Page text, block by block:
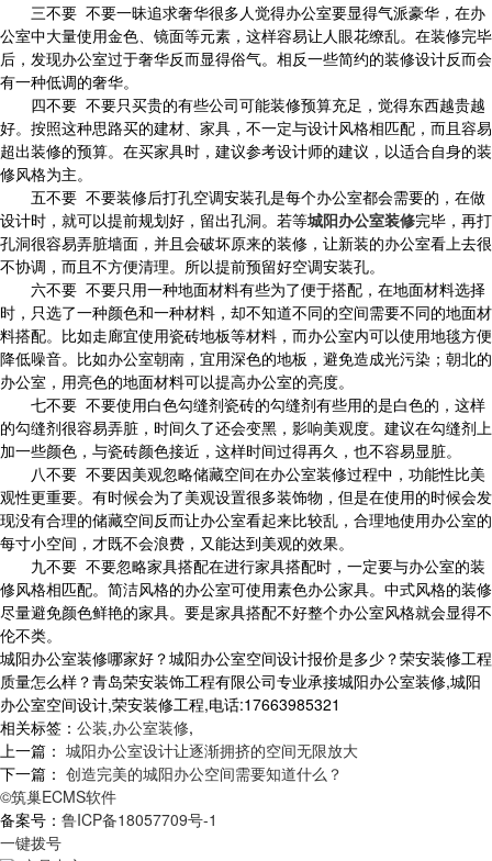
三不要 不要一昧追求奢华很多人觉得办公室要显得气派豪华，在办
公室中大量使用金色、镜面等元素，这样容易让人眼花缭乱。在装修完毕
后，发现办公室过于奢华反而显得俗气。相反一些简约的装修设计反而会
有一种低调的奢华。
四不要 不要只买贵的有些公司可能装修预算充足，觉得东西越贵越
好。按照这种思路买的建材、家具，不一定与设计风格相匹配，而且容易
超出装修的预算。在买家具时，建议参考设计师的建议，以适合自身的装
修风格为主。
五不要 不要装修后打孔空调安装孔是每个办公室都会需要的，在做
设计时，就可以提前规划好，留出孔洞。若等城阳办公室装修完毕，再打
孔洞很容易弄脏墙面，并且会破坏原来的装修，让新装的办公室看上去很
不协调，而且不方便清理。所以提前预留好空调安装孔。
六不要 不要只用一种地面材料有些为了便于搭配，在地面材料选择
时，只选了一种颜色和一种材料，却不知道不同的空间需要不同的地面材
料搭配。比如走廊宜使用瓷砖地板等材料，而办公室内可以使用地毯方便
降低噪音。比如办公室朝南，宜用深色的地板，避免造成光污染；朝北的
办公室，用亮色的地面材料可以提高办公室的亮度。
七不要 不要使用白色勾缝剂瓷砖的勾缝剂有些用的是白色的，这样
的勾缝剂很容易弄脏，时间久了还会变黑，影响美观度。建议在勾缝剂上
加一些颜色，与瓷砖颜色接近，这样时间过得再久，也不容易显脏。
八不要 不要因美观忽略储藏空间在办公室装修过程中，功能性比美
观性更重要。有时候会为了美观设置很多装饰物，但是在使用的时候会发
现没有合理的储藏空间反而让办公室看起来比较乱，合理地使用办公室的
每寸小空间，才既不会浪费，又能达到美观的效果。
九不要 不要忽略家具搭配在进行家具搭配时，一定要与办公室的装
修风格相匹配。简洁风格的办公室可使用素色办公家具。中式风格的装修
尽量避免颜色鲜艳的家具。要是家具搭配不好整个办公室风格就会显得不
伦不类。
城阳办公室装修哪家好？城阳办公室空间设计报价是多少？荣安装修工程
质量怎么样？青岛荣安装饰工程有限公司专业承接城阳办公室装修,城阳
办公室空间设计,荣安装修工程,电话:17663985321
相关标签： 公装,办公室装修,
上一篇： 城阳办公室设计让逐渐拥挤的空间无限放大
下一篇： 创造完美的城阳办公空间需要知道什么？
©筑巢ECMS软件
备案号： 鲁ICP备18057709号-1
一键拨号